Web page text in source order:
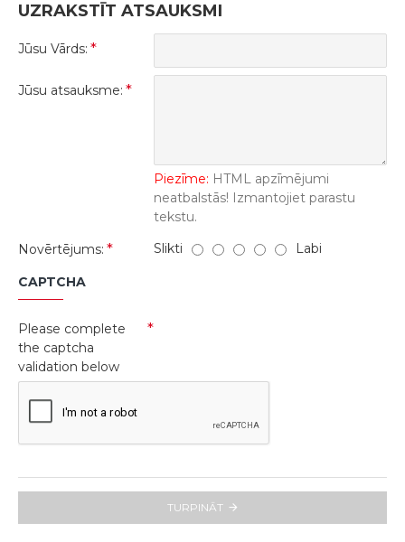
UZRAKSTĪT ATSAUKSMI
Jūsu Vārds:
Jūsu atsauksme:
Piezīme: HTML apzīmējumi
neatbalstās! Izmantojiet parastu
tekstu.
Novērtējums:
Slikti Labi
CAPTCHA
Please complete
the captcha
validation below
TURPINĀT